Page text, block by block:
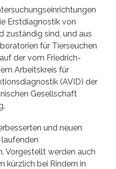
Erstdiagnostik von
zuständig sind, und aus
für Tierseuchen
der vom Friedrich-
Arbeitskreis für
(AVID) der
Gesellschaft
und neuen
Vorgestellt werden auch
kürzlich bei Rindern in